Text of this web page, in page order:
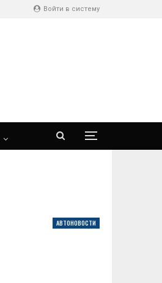
Войти в систему
АВТОНОВОСТИ